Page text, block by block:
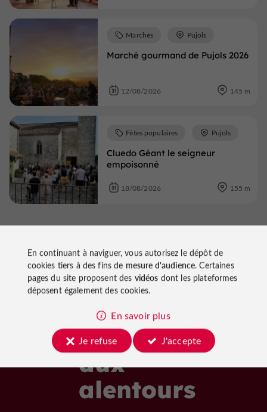
Marché gourmand de Pujols 2026
Marchés Pujols
12/08/2026 145 m
Cluedo Géant le seigneur
empoisonné
Fêtes populaires Pujols
18/08/2026 155 m
À découvrir
aux
alentours
En continuant à naviguer, vous autorisez le dépôt de
cookies tiers à des fins de mesure d'audience. Certaines
pages du site proposent des vidéos dont les plateformes
déposent également des cookies.
En savoir plus
Je refuse
J'accepte